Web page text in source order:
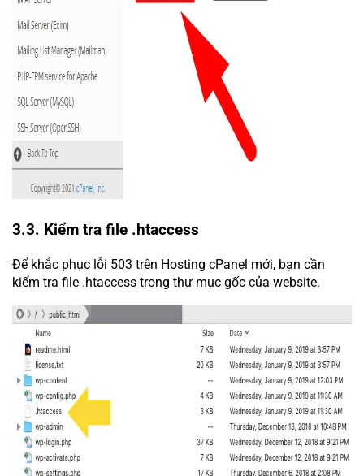
3.3. Kiểm tra file .htaccess
Để khắc phục lỗi 503 trên Hosting cPanel mới, bạn cần
kiểm tra file .htaccess trong thư mục gốc của website.